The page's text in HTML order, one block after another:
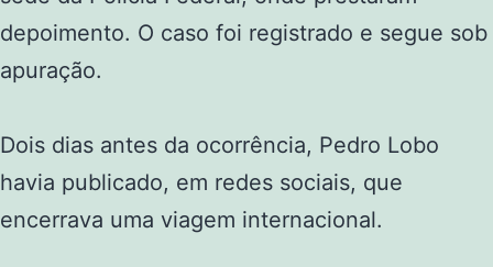
depoimento. O caso foi registrado e segue sob
apuração.
Dois dias antes da ocorrência, Pedro Lobo
havia publicado, em redes sociais, que
encerrava uma viagem internacional.